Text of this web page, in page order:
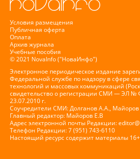
Условия размещения
Публичная оферта
Оплата
Архив журнала
Учебные пособия
© 2021 NovaInfo ("НоваИнфо")
Электронное периодическое издание
Федеральной службе по надзору в сфере
технологий и массовых коммуникаций
свидетельство о регистрации СМИ — ЭЛ №
23.07.2010 г.
Соучредители СМИ: Долганов А.А., Майоров
Главный редактор: Майоров Е.В
Адрес электронной почты Редакции:
Телефон Редакции: 7 (951) 743-6110
Настоящий ресурс содержит материалы 16+